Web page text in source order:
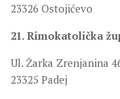
23326 Ostojićevo
21. Rimokatolička
Ul. Žarka Zrenjanina
23325 Padej